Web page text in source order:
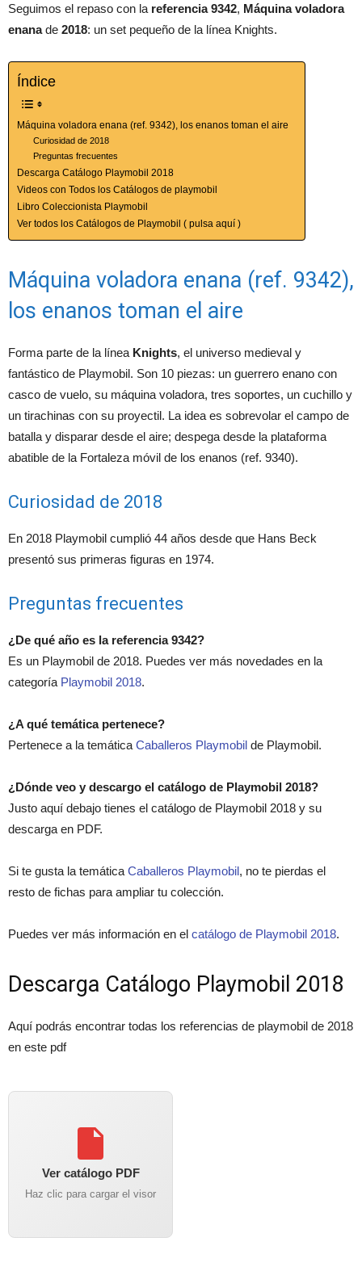
Seguimos el repaso con la referencia 9342, Máquina voladora
enanade 2018: un set pequeño de la línea Knights.
Índice
Máquina voladora enana (ref. 9342), los enanos toman el aire
Curiosidad de 2018
Preguntas frecuentes
Descarga Catálogo Playmobil 2018
Videos con Todos los Catálogos de playmobil
Libro Coleccionista Playmobil
Ver todos los Catálogos de Playmobil ( pulsa aquí )
Máquina voladora enana (ref. 9342),
los enanos toman el aire
Forma parte de la línea Knights, el universo medieval y
fantástico de Playmobil. Son 10 piezas: un guerrero enano con
casco de vuelo, su máquina voladora, tres soportes, un cuchillo y
un tirachinas con su proyectil. La idea es sobrevolar el campo de
batalla y disparar desde el aire; despega desde la plataforma
abatible de la Fortaleza móvil de los enanos (ref. 9340).
Curiosidad de 2018
En 2018 Playmobil cumplió 44 años desde que Hans Beck
presentó sus primeras figuras en 1974.
Preguntas frecuentes
¿De qué año es la referencia 9342?
Es un Playmobil de 2018. Puedes ver más novedades en la
categoría Playmobil 2018.
¿A qué temática pertenece?
Pertenece a la temática Caballeros Playmobil de Playmobil.
¿Dónde veo y descargo el catálogo de Playmobil 2018?
Justo aquí debajo tienes el catálogo de Playmobil 2018 y su
descarga en PDF.
Si te gusta la temática Caballeros Playmobil, no te pierdas el
resto de fichas para ampliar tu colección.
Puedes ver más información en el catálogo de Playmobil 2018.
Descarga Catálogo Playmobil 2018
Aquí podrás encontrar todas los referencias de playmobil de 2018
en este pdf
Ver catálogo PDF
Haz clic para cargar el visor